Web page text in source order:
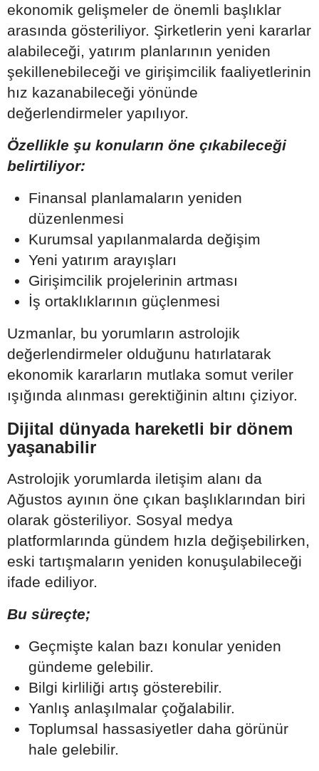
ekonomik gelişmeler de önemli başlıklar
arasında gösteriliyor. Şirketlerin yeni kararlar
alabileceği, yatırım planlarının yeniden
şekillenebileceği ve girişimcilik faaliyetlerinin
hız kazanabileceği yönünde
değerlendirmeler yapılıyor.
Özellikle şu konuların öne çıkabileceği
belirtiliyor:
Finansal planlamaların yeniden
düzenlenmesi
Kurumsal yapılanmalarda değişim
Yeni yatırım arayışları
Girişimcilik projelerinin artması
İş ortaklıklarının güçlenmesi
Uzmanlar, bu yorumların astrolojik
değerlendirmeler olduğunu hatırlatarak
ekonomik kararların mutlaka somut veriler
ışığında alınması gerektiğinin altını çiziyor.
Dijital dünyada hareketli bir dönem
yaşanabilir
Astrolojik yorumlarda iletişim alanı da
Ağustos ayının öne çıkan başlıklarından biri
olarak gösteriliyor. Sosyal medya
platformlarında gündem hızla değişebilirken,
eski tartışmaların yeniden konuşulabileceği
ifade ediliyor.
Bu süreçte;
Geçmişte kalan bazı konular yeniden
gündeme gelebilir.
Bilgi kirliliği artış gösterebilir.
Yanlış anlaşılmalar çoğalabilir.
Toplumsal hassasiyetler daha görünür
hale gelebilir.